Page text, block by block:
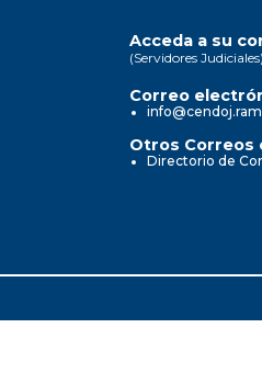
Acceda a su
(Servidores Judiciales)
Correo
Otros Correos
Directorio de